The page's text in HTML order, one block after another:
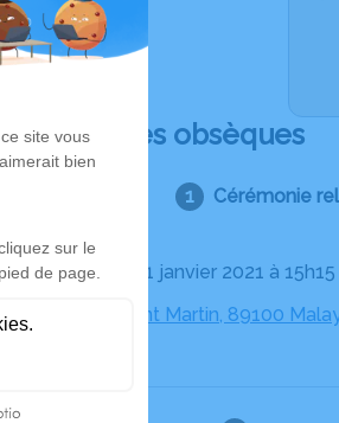
Déroulé des obsèques
Cérémonie
Le jeudi 21 janvier 2021 à 15h15
Église Saint Martin, 89100